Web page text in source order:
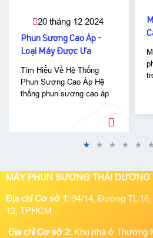
20 tháng 12 2024
Phun Sương Cao Áp -
Loại Máy Được Ưa
Chuộng Nhất Hiện Nay
Tìm Hiểu Về Hệ Thống
Phun Sương Cao Áp Hệ
thống phun sương cao áp
gian hiệu quả mà còn mang
cho khách hàng. Các thiết
phê, nhà hàng, khu vui chơi
MÁY PHUN SƯƠNG THÁI DƯƠNG
Địa chỉ Cơ sở 1: 94/14, Đường TL
12, TPHCM
Địa chỉ Cơ sở 2: Khu nhà ở Thương